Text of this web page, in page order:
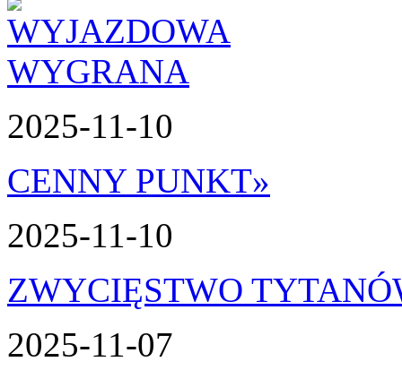
2025-11-10
CENNY PUNKT»
2025-11-10
ZWYCIĘSTWO
2025-11-07